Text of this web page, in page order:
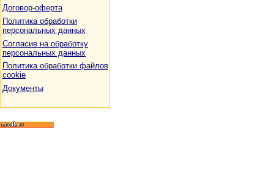
Договор-оферта
Политика обработки
персональных данных
Согласие на обработку
персональных данных
Политика обработки файлов
cookie
Документы